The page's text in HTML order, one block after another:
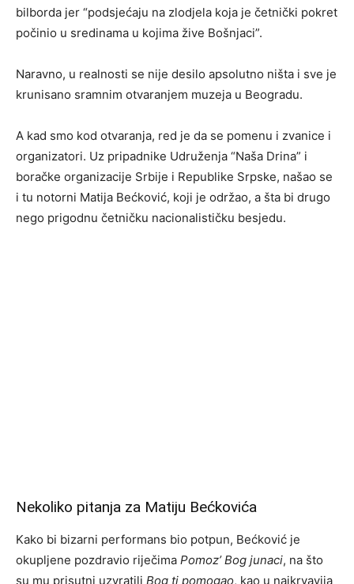
bilborda jer “podsjećaju na zlodjela koja je četnički pokret
počinio u sredinama u kojima žive Bošnjaci”.
Naravno, u realnosti se nije desilo apsolutno ništa i sve je
krunisano sramnim otvaranjem muzeja u Beogradu.
A kad smo kod otvaranja, red je da se pomenu i zvanice i
organizatori. Uz pripadnike Udruženja “Naša Drina” i
boračke organizacije Srbije i Republike Srpske, našao se
i tu notorni Matija Bećković, koji je održao, a šta bi drugo
nego prigodnu četničku nacionalističku besjedu.
Nekoliko pitanja za Matiju Bećkovića
Kako bi bizarni performans bio potpun, Bećković je
okupljene pozdravio riječima Pomoz’ Bog junaci, na što
su mu prisutni uzvratili Bog ti pomogao, kao u najkrvavija